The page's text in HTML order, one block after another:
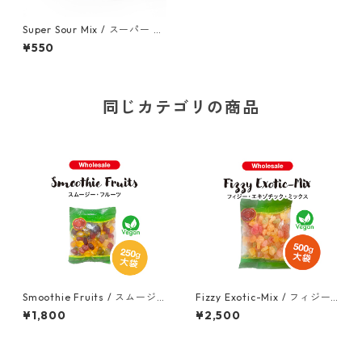
Super Sour Mix / スーパー サ
ワーミックス（ヴィーガン）(5
0g)
¥550
同じカテゴリの商品
Smoothie Fruits / スムージ
ー・フルーツ（ヴィーガン）2
50g（大袋）
¥1,800
Fizzy Exotic-Mix / フィジー
エキゾチック ミックス（ヴィ
ーガン）500g (大袋)
¥2,500